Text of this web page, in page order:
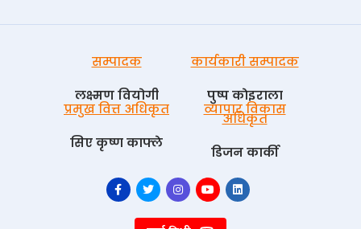
सम्पादक
लक्ष्मण वियोगी
कार्यकारी सम्पादक
पुष्प काेइराला
प्रमुख वित्त अधिकृत
सिए कृष्ण काफ्ले
व्यापार विकास
अधिकृत
डिजन कार्की